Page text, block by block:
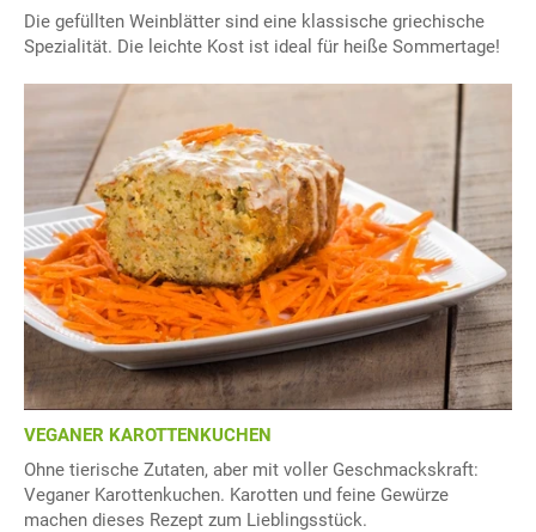
Die gefüllten Weinblätter sind eine klassische griechische
Spezialität. Die leichte Kost ist ideal für heiße Sommertage!
VEGANER KAROTTENKUCHEN
Ohne tierische Zutaten, aber mit voller Geschmackskraft:
Veganer Karottenkuchen. Karotten und feine Gewürze
machen dieses Rezept zum Lieblingsstück.